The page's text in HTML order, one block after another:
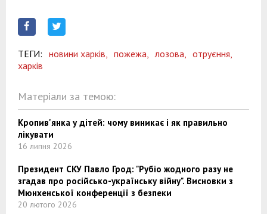
ТЕГИ: новини харків, пожежа, лозова,
отруєння,
харків
Матеріали за темою:
Кропив'янка у дітей: чому виникає і як правильно
лікувати
16 липня 2026
Президент СКУ Павло Грод: "Рубіо жодного разу не
згадав про російсько-українську війну". Висновки з
Мюнхенської конференції з безпеки
20 лютого 2026